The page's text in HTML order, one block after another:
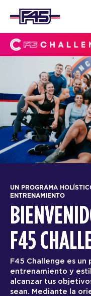
UN PROGRAMA
ENTRENAMIENTO
F45
F45 Challenge es
entrenamiento y
alcanzar tus
sean. Mediante la